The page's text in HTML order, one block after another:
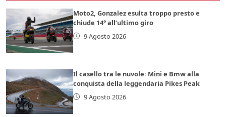
Moto2, Gonzalez esulta troppo presto e
chiude 14° all’ultimo giro
9 Agosto 2026
Il casello tra le nuvole: Mini e Bmw alla
conquista della leggendaria Pikes Peak
9 Agosto 2026